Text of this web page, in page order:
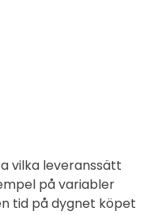
vilka leveranssätt
på variabler
tid på dygnet köpet